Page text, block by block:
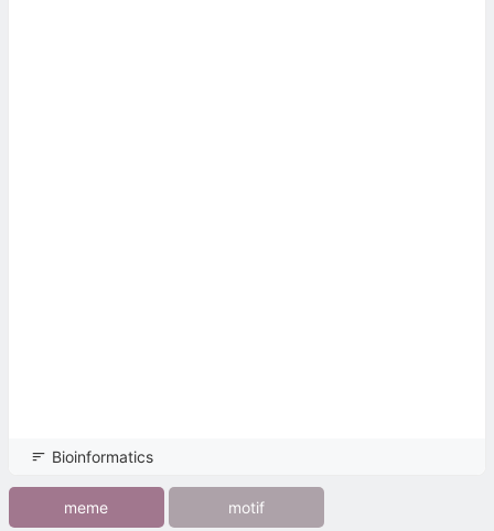
Bioinformatics
meme motif